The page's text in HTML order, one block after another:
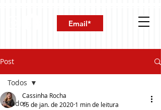
Post
Todos
Todos
Cassinha Rocha
15 de jan. de 2020 1 min de leitura